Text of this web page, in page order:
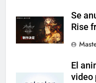
Se
Rise
El
video